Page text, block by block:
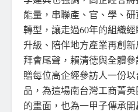
能量，串聯產、官、學、
轉型，讓走過60年的組織
升級、陪伴地方產業再創新
拜會尾聲，賴清德與全體
贈每位高企經參訪人一份
品，為這場南台灣工商菁
的畫面，也為一甲子傳承開